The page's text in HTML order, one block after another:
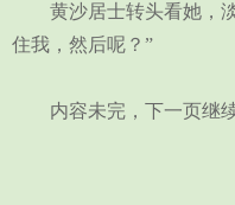
黄沙居士转头看她，淡
住我，然后呢？”
内容未完，下一页继